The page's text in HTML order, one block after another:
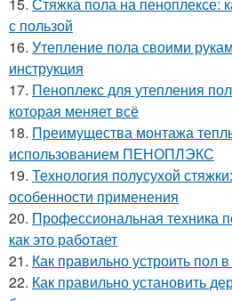
с пользой
16. Утепление пола своими
инструкция
17. Пеноплекс для утепления
которая меняет всё
18. Преимущества монтажа
использованием ПЕНОПЛЭКС
19. Технология полусухой
особенности применения
20. Профессиональная техника
как это работает
21. Как правильно устроить пол
22. Как правильно установить